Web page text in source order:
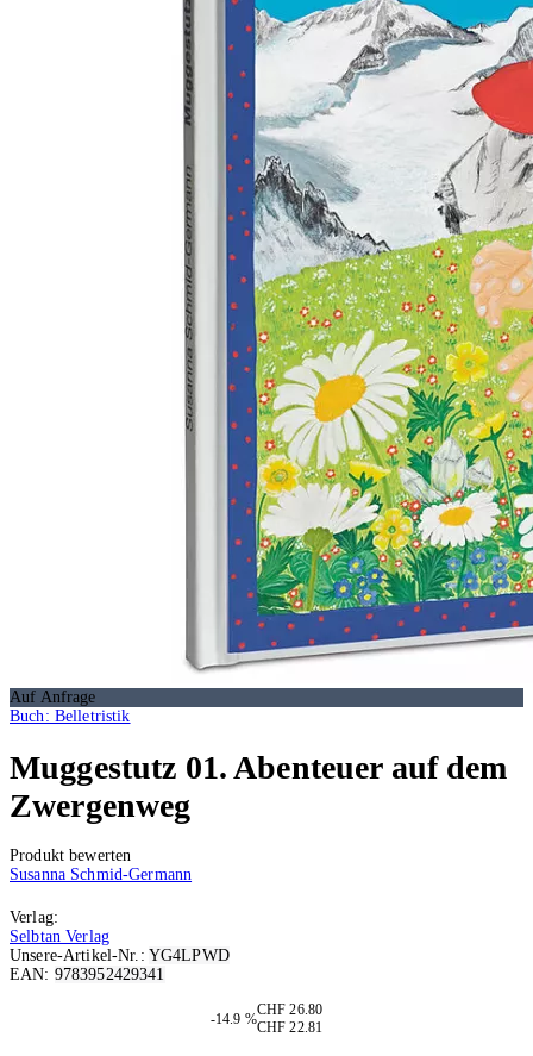
Auf Anfrage
Buch: Belletristik
Muggestutz 01. Abenteuer auf dem
Zwergenweg
Produkt bewerten
Susanna Schmid-Germann
Verlag:
Selbtan Verlag
Unsere-Artikel-Nr.: YG4LPWD
EAN: 9783952429341
-14.9 %
CHF 26.80
CHF 22.81